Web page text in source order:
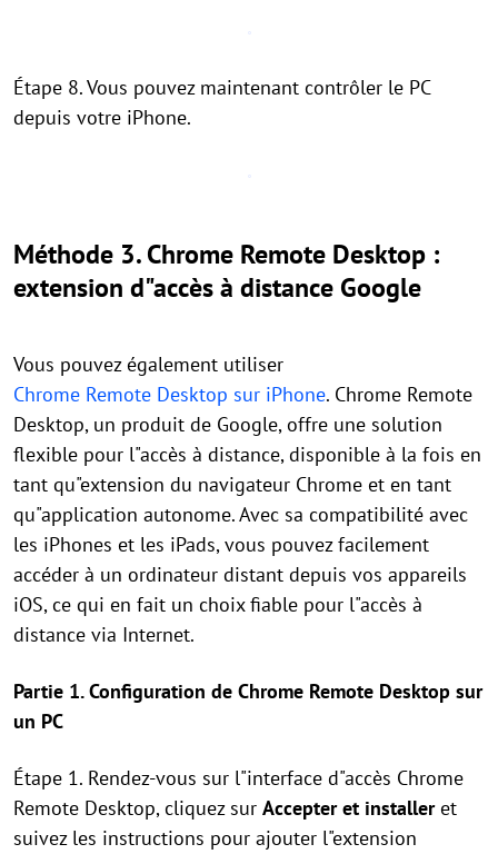
Étape 8. Vous pouvez maintenant contrôler le PC
depuis votre iPhone.
Méthode 3. Chrome Remote Desktop :
extension d"accès à distance Google
Vous pouvez également utiliser
Chrome Remote Desktop sur iPhone. Chrome Remote
Desktop, un produit de Google, offre une solution
flexible pour l"accès à distance, disponible à la fois en
tant qu"extension du navigateur Chrome et en tant
qu"application autonome. Avec sa compatibilité avec
les iPhones et les iPads, vous pouvez facilement
accéder à un ordinateur distant depuis vos appareils
iOS, ce qui en fait un choix fiable pour l"accès à
distance via Internet.
Partie 1. Configuration de Chrome Remote Desktop sur
un PC
Étape 1. Rendez-vous sur l"interface d"accès Chrome
Remote Desktop, cliquez sur Accepter et installeret
suivez les instructions pour ajouter l"extension